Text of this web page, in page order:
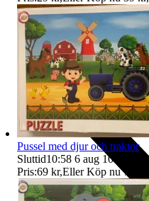
Pussel med djur och traktor
Sluttid10:58 6 aug 10:58
Pris:69 kr,Eller Köp nu 79 kr